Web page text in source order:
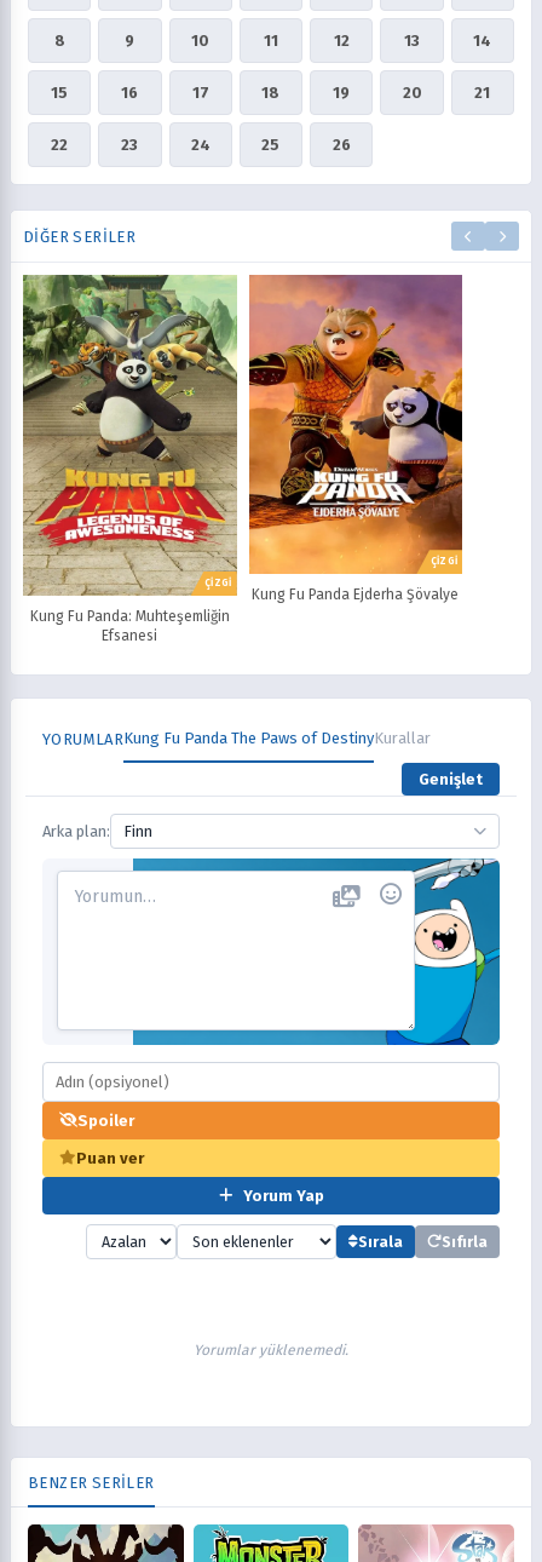
8 9 10 11 12 13 14
15 16 17 18 19 20 21
22 23 24 25 26
DIĞER SERILER
ÇİZGİ
Kung Fu Panda: Muhteşemliğin
Efsanesi
ÇİZGİ
Kung Fu Panda Ejderha Şövalye
YORUMLARKung Fu Panda The Paws of DestinyKurallar
Genişlet
Arka plan: Finn
Spoiler
Puan ver
Yorum Yap
Sırala Sıfırla
Yorumlar yüklenemedi.
BENZER SERİLER